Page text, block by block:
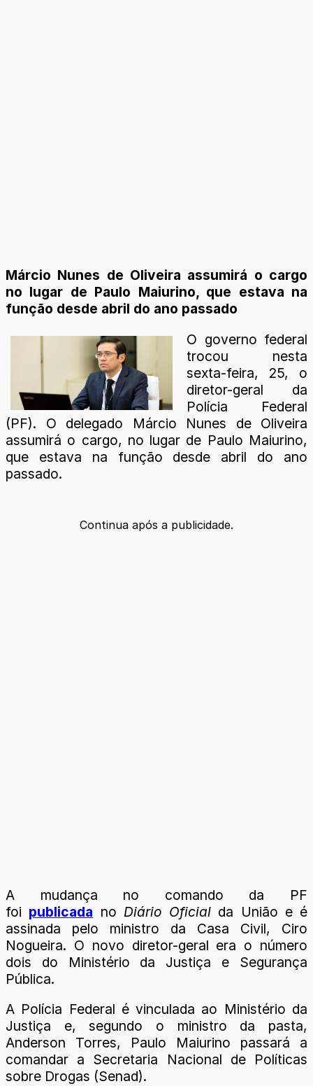
Márcio Nunes de Oliveira assumirá o cargo
no lugar de Paulo Maiurino, que estava na
função desde abril do ano passado
O governo federal
trocou nesta
sexta-feira, 25, o
diretor-geral da
Polícia Federal
(PF). O delegado Márcio Nunes de Oliveira
assumirá o cargo, no lugar de Paulo Maiurino,
que estava na função desde abril do ano
passado.
Continua após a publicidade.
A mudança no comando da PF
foi publicada no Diário Oficial da União e é
assinada pelo ministro da Casa Civil, Ciro
Nogueira. O novo diretor-geral era o número
dois do Ministério da Justiça e Segurança
Pública.
A Polícia Federal é vinculada ao Ministério da
Justiça e, segundo o ministro da pasta,
Anderson Torres, Paulo Maiurino passará a
comandar a Secretaria Nacional de Políticas
sobre Drogas (Senad).